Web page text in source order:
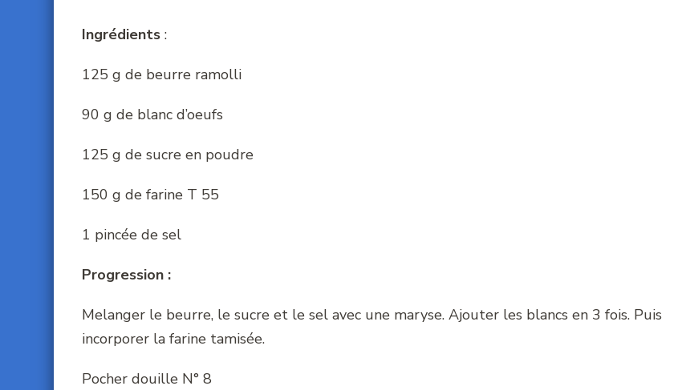
Ingrédients :
125 g de beurre ramolli
90 g de blanc d’oeufs
125 g de sucre en poudre
150 g de farine T 55
1 pincée de sel
Progression :
Melanger le beurre, le sucre et le sel avec une maryse. Ajouter les blancs en 3 fois. Puis
incorporer la farine tamisée.
Pocher douille N° 8